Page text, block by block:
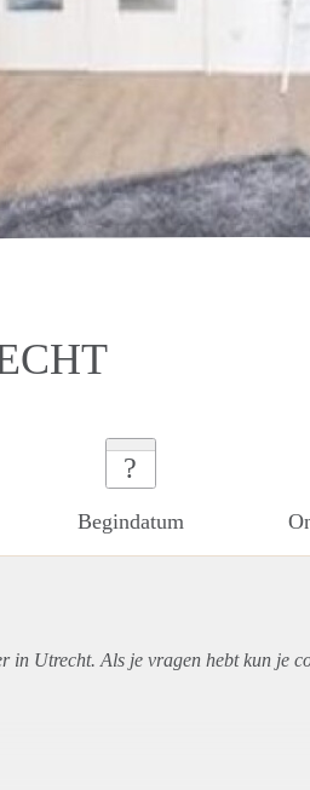
?
Begindatum
Utrecht. Als je vragen hebt kun je